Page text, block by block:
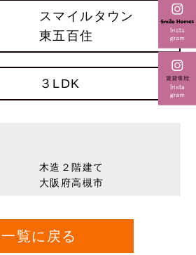
スマイルタウン
東五百住
３LDK
木造２階建て
大阪府高槻市
一覧に戻る